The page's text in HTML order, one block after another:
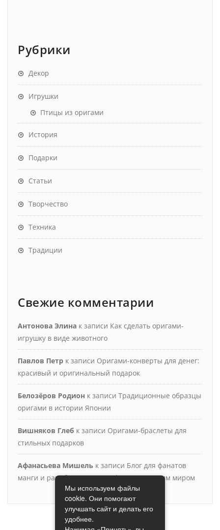
Рубрики
Декор
Игрушки
Птицы из оригами
История
Подарки
Статьи
Творчество
Техника
Традиции
Свежие комментарии
Антонова Элина к записи Как сделать оригами-
игрушку в виде животного
Павлов Петр к записи Оригами-конверты для денег:
красивый и оригинальный подарок
Белозёров Родион к записи Традиционные образцы
оригами в истории Японии
Вишняков Глеб к записи Оригами-браслеты для
стильных подарков
Афанасьева Мишель к записи Блог для фанатов
манги и ранобэ: искушение фантастическим миром
Мы используем файлы
cookie. Они помогают
улучшать сайт и делать его
удобнее.